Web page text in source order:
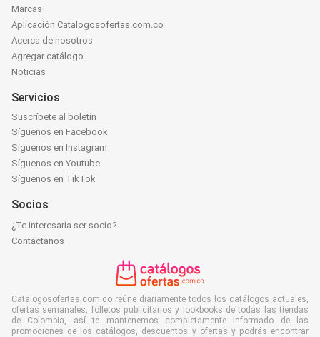
Marcas
Aplicación Catalogosofertas.com.co
Acerca de nosotros
Agregar catálogo
Noticias
Servicios
Suscríbete al boletín
Síguenos en Facebook
Síguenos en Instagram
Síguenos en Youtube
Síguenos en TikTok
Socios
¿Te interesaría ser socio?
Contáctanos
Catalogosofertas.com.co reúne diariamente todos los catálogos actuales,
ofertas semanales, folletos publicitarios y lookbooks de todas las tiendas
de Colombia, así te mantenemos completamente informado de las
promociones de los catálogos, descuentos y ofertas y podrás encontrar